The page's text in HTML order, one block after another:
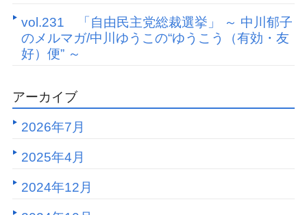
vol.231 「自由民主党総裁選挙」 ～ 中川郁子
のメルマガ/中川ゆうこの“ゆうこう（有効・友
好）便” ～
アーカイブ
2026年7月
2025年4月
2024年12月